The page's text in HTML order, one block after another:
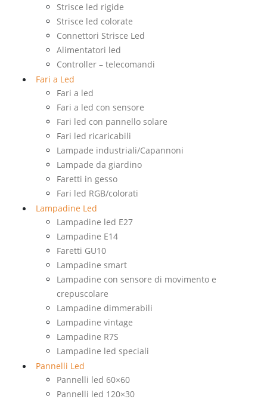
Strisce led rigide
Strisce led colorate
Connettori Strisce Led
Alimentatori led
Controller – telecomandi
Fari a Led
Fari a led
Fari a led con sensore
Fari led con pannello solare
Fari led ricaricabili
Lampade industriali/Capannoni
Lampade da giardino
Faretti in gesso
Fari led RGB/colorati
Lampadine Led
Lampadine led E27
Lampadine E14
Faretti GU10
Lampadine smart
Lampadine con sensore di movimento e
crepuscolare
Lampadine dimmerabili
Lampadine vintage
Lampadine R7S
Lampadine led speciali
Pannelli Led
Pannelli led 60×60
Pannelli led 120×30